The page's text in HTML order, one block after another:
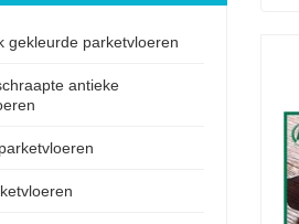
gekleurde parketvloeren
antieke